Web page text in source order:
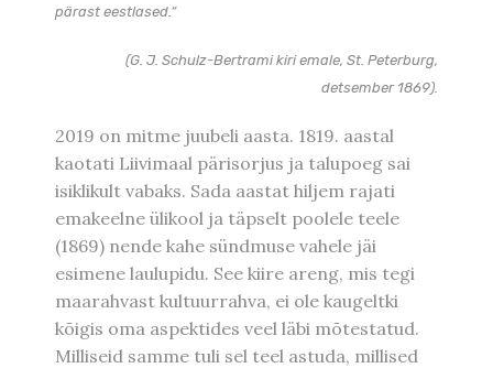
pärast eestlased.“
(G. J. Schulz-Bertrami kiri emale, St. Peterburg,
detsember 1869).
2019 on mitme juubeli aasta. 1819. aastal
kaotati Liivimaal pärisorjus ja talupoeg sai
isiklikult vabaks. Sada aastat hiljem rajati
emakeelne ülikool ja täpselt poolele teele
(1869) nende kahe sündmuse vahele jäi
esimene laulupidu. See kiire areng, mis tegi
maarahvast kultuurrahva, ei ole kaugeltki
kõigis oma aspektides veel läbi mõtestatud.
Milliseid samme tuli sel teel astuda, millised